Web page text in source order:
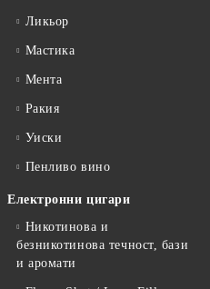
Ликьор
Мастика
Мента
Ракия
Уиски
Пенливо вино
Електронни цигари
Никотинова и
безникотинова течност, бази
и аромати